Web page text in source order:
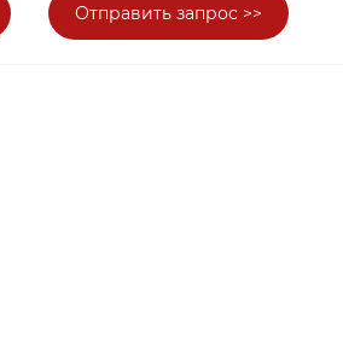
Отправить запрос >>